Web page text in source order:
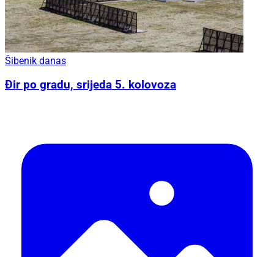
Šibenik danas
Đir po gradu, srijeda 5. kolovoza